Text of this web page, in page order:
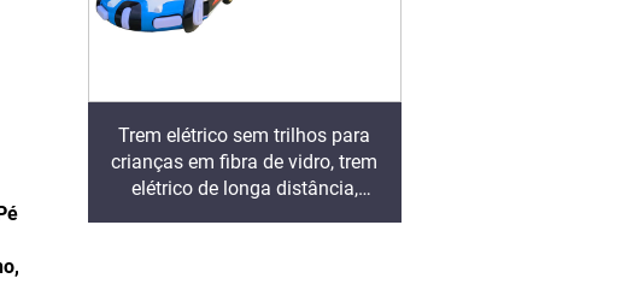
Trem elétrico sem trilhos para
crianças em fibra de vidro, trem
elétrico de longa distância,